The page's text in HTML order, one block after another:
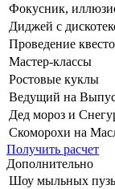
Фокусник,
Диджей с
Проведение
Мастер-классы
Ростовые куклы
Ведущий на
Дед мороз и
Скоморохи на
Получить расчет
Дополнительно
Шоу мыльных